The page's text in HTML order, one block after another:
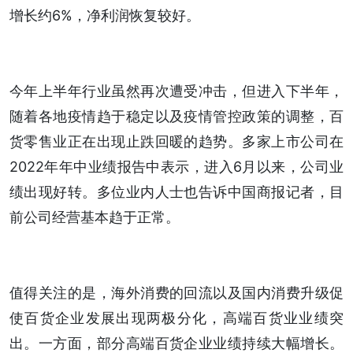
增长约6%，净利润恢复较好。
今年上半年行业虽然再次遭受冲击，但进入下半年，
随着各地疫情趋于稳定以及疫情管控政策的调整，百
货零售业正在出现止跌回暖的趋势。多家上市公司在
2022年年中业绩报告中表示，进入6月以来，公司业
绩出现好转。多位业内人士也告诉中国商报记者，目
前公司经营基本趋于正常。
值得关注的是，海外消费的回流以及国内消费升级促
使百货企业发展出现两极分化，高端百货业业绩突
出。一方面，部分高端百货企业业绩持续大幅增长。